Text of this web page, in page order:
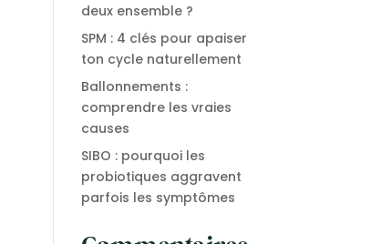
deux ensemble ?
SPM : 4 clés pour apaiser
ton cycle naturellement
Ballonnements :
comprendre les vraies
causes
SIBO : pourquoi les
probiotiques aggravent
parfois les symptômes